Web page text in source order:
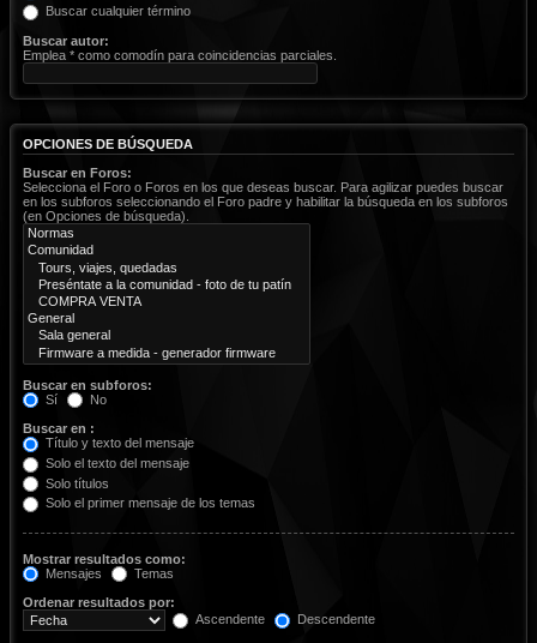
Buscar cualquier término
Buscar autor:
Emplea * como comodín para coincidencias parciales.
OPCIONES DE BÚSQUEDA
Buscar en Foros:
Selecciona el Foro o Foros en los que deseas buscar. Para agilizar puedes buscar
en los subforos seleccionando el Foro padre y habilitar la búsqueda en los subforos
(en Opciones de búsqueda).
Buscar en subforos:
Sí
No
Buscar en :
Título y texto del mensaje
Solo el texto del mensaje
Solo títulos
Solo el primer mensaje de los temas
Mostrar resultados como:
Mensajes
Temas
Ordenar resultados por:
Ascendente
Descendente